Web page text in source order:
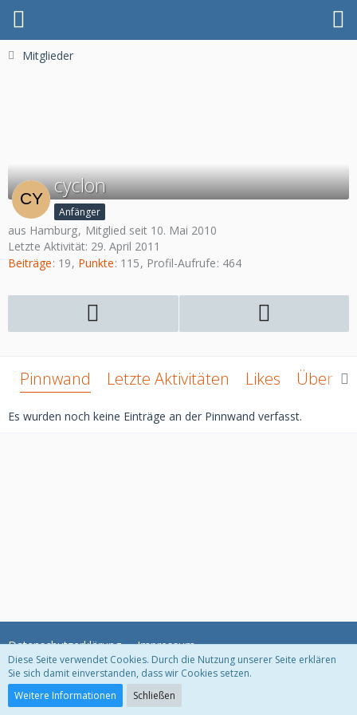
Mitglieder
cyclon
Anfänger
aus Hamburg
Mitglied seit 10. Mai 2010
Letzte Aktivität: 29. April 2011
Beiträge 19 Punkte 115 Profil-Aufrufe 464
Pinnwand Letzte Aktivitäten Likes Über
Es wurden noch keine Einträge an der Pinnwand verfasst.
Datenschutzerklärung Impressum
Community-Software:
Diese Seite verwendet Cookies. Durch die Nutzung unserer Seite erklären
Sie sich damit einverstanden, dass wir Cookies setzen.
Weitere Informationen
Schließen